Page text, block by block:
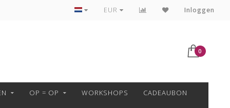
VEILIG BETALEN MET MOLLIE!
EUR Inloggen
0
OP = OP WORKSHOPS CADEAUBON